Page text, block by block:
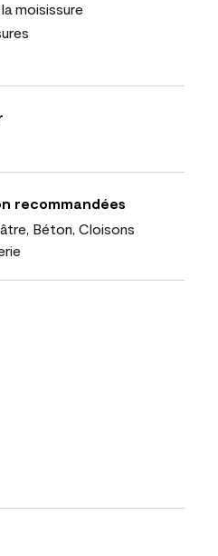
moisissure
recommandées
Béton, Cloisons